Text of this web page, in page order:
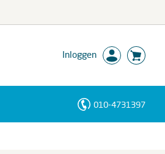
Inloggen
010-4731397